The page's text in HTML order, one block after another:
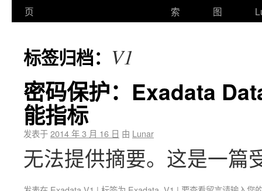
页
索
图
标签归档： V1
密码保护：Exadata
能指标
发表于2014 年 3 月 16 日 由 Lunar
无法提供摘要。这是一篇